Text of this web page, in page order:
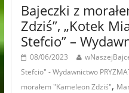
Bajeczki z
Zdziś”, „Kotek
Stefcio” –
08/06/2023
Stefcio" - Wydawnictwo
morałem "Kameleon Zdziś",